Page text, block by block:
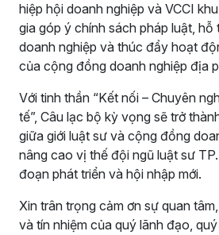
hiệp hội doanh nghiệp và VCCI
gia góp ý chính sách pháp luật, hỗ
doanh nghiệp và thúc đẩy hoạt
của cộng đồng doanh nghiệp địa
Với tinh thần “Kết nối – Chuyên
tế”, Câu lạc bộ kỳ vọng sẽ trở
giữa giới luật sư và cộng đồng
nâng cao vị thế đội ngũ luật sư
đoạn phát triển và hội nhập mới.
Xin trân trọng cảm ơn sự quan
và tín nhiệm của quý lãnh đạo,